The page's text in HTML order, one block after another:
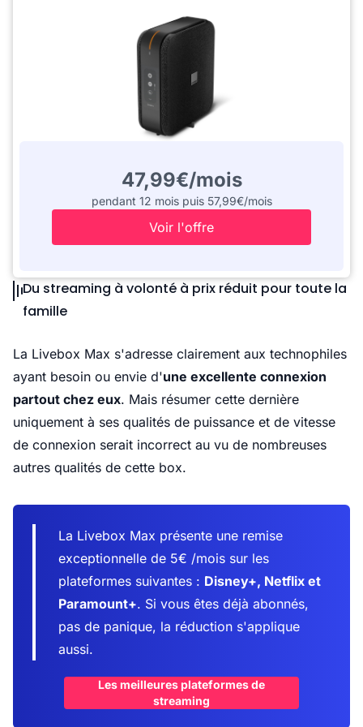
47,99€/mois
pendant 12 mois puis 57,99€/mois
Voir l'offre
Du streaming à volonté à prix réduit pour toute la
famille
La Livebox Max s'adresse clairement aux technophiles
ayant besoin ou envie d'une excellente connexion
partout chez eux. Mais résumer cette dernière
uniquement à ses qualités de puissance et de vitesse
de connexion serait incorrect au vu de nombreuses
autres qualités de cette box.
La Livebox Max présente une remise
exceptionnelle de 5€ /mois sur les
plateformes suivantes : Disney+, Netflix et
Paramount+. Si vous êtes déjà abonnés,
pas de panique, la réduction s'applique
aussi.
Les meilleures plateformes de
streaming